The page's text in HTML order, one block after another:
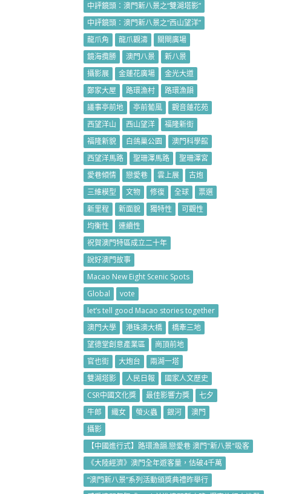
中評鏡頭：澳門新八景之“雙湖塔影”
中評鏡頭：澳門新八景之“西山望洋”
龍爪角
龍爪觀濤
關閘廣場
鏡海攬勝
澳門八景
新八景
攝影展
金蓮花廣場
金光大道
鄭家大屋
路環漁村
路環漁韻
議事亭前地
亭前葡風
觀音蓮花苑
西望洋山
西山望洋
福隆新街
福隆新貌
白鴿巢公園
澳門科學館
西望洋馬路
聖珊澤馬路
聖珊澤宮
愛巷傾情
戀愛巷 雲上展
古炮
三維模型
文物 修復 全球
票選
新里程
新面貌 獨特性
可觀性
均衡性
連續性
祝賀澳門特區成立二十年
說好澳門故事
Macao New Eight Scenic Spots
Global
vote
let’s tell good Macao stories together
澳門大學
港珠澳大橋
橋牽三地
望德堂創意產業區
崗頂前地
官也街
大炮台
兩湖一塔
雙湖塔影
人民日報
國家人文歷史
CSR中國文化獎
最佳影響力獎
七夕
牛郎
織女 螢火蟲 銀河
澳門
攝影
【中國進行式】路環漁韻.戀愛巷 澳門"新八景"吸客
《大陸經濟》澳門全年遊客量，估破4千萬
“澳門新八景”系列活動頒獎典禮昨舉行